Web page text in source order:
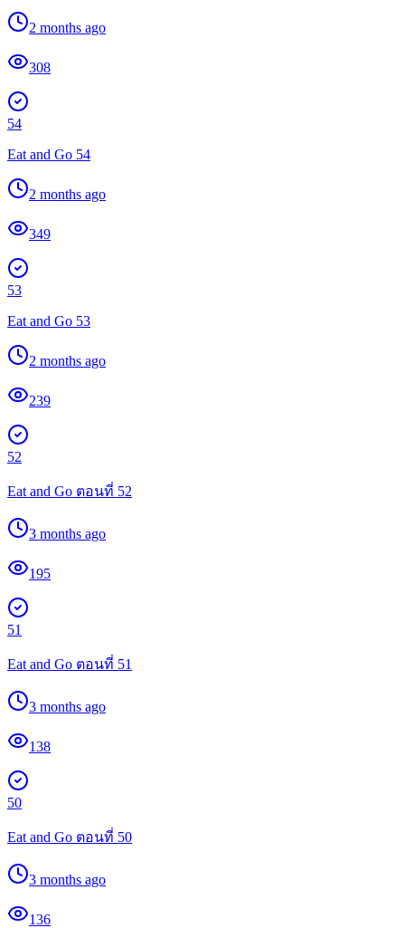
2 months ago
308
54
Eat and Go 54
2 months ago
349
53
Eat and Go 53
2 months ago
239
52
Eat and Go ตอนที่ 52
3 months ago
195
51
Eat and Go ตอนที่ 51
3 months ago
138
50
Eat and Go ตอนที่ 50
3 months ago
136